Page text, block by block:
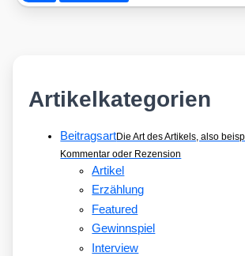
Artikelkategorien
BeitragsartDie Art des Artikels, also
Kommentar oder Rezension
Artikel
Erzählung
Featured
Gewinnspiel
Interview